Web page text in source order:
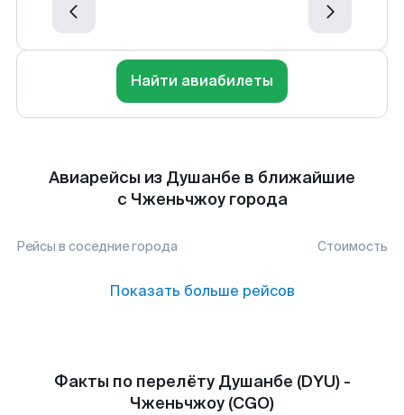
Найти авиабилеты
Авиарейсы из Душанбе в ближайшие
с Чженьчжоу города
Рейсы в соседние города Стоимость
Показать больше рейсов
Факты по перелёту Душанбе (DYU) -
Чженьчжоу (CGO)